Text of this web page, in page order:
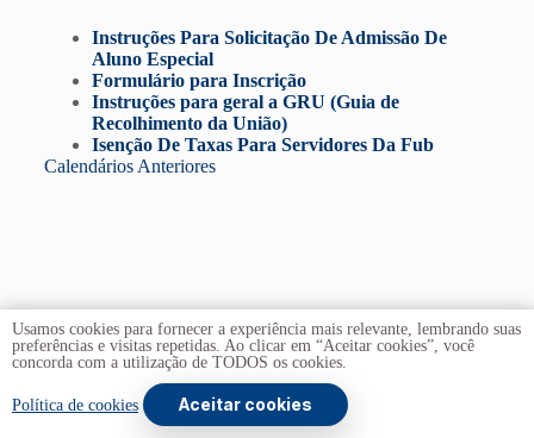
Instruções Para Solicitação De Admissão De
Aluno Especial
Formulário para Inscrição
Instruções para geral a GRU (Guia de
Recolhimento da União)
Isenção De Taxas Para Servidores Da Fub
Calendários Anteriores
Copyright © 2026 - Universidade de Brasília
. Todos os
Usamos cookies para fornecer a experiência mais relevante, lembrando suas
preferências e visitas repetidas. Ao clicar em “Aceitar cookies”, você
concorda com a utilização de TODOS os cookies.
Política de cookies Aceitar cookies